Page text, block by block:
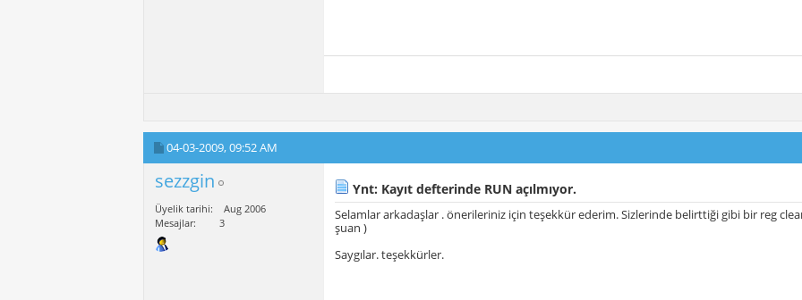
04-03-2009,09:52 AM
sezzgin
Üyelik tarihi
Aug 2006
Mesajlar
3
Ynt: Kayıt defterinde RUN açılmıyor.
Selamlar arkadaşlar . önerileriniz için teşekkür ederim. Sizlerinde belirttiği gibi bir reg
şuan )
Saygılar. teşekkürler.